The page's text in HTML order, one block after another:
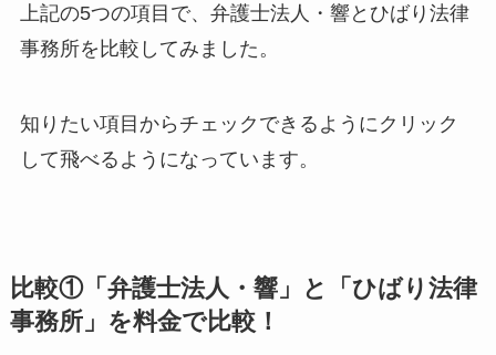
上記の5つの項目で、弁護士法人・響とひばり法律
事務所を比較してみました。
知りたい項目からチェックできるようにクリック
して飛べるようになっています。
比較①「弁護士法人・響」と「ひばり法律
事務所」を料金で比較！